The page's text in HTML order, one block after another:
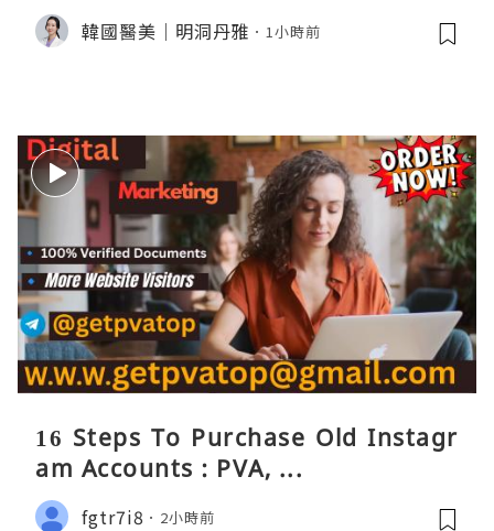
韓國醫美｜明洞丹雅 1小時前
16 Steps To Purchase Old Instagr
am Accounts : PVA, ...
fgtr7i8 2小時前